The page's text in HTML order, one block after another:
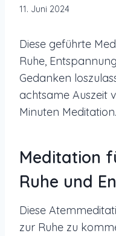
11. Juni 2024
Diese geführte
Ruhe,
Gedanken
achtsame Auszeit
Minuten Meditation.
Meditation
Ruhe und
Diese
zur Ruhe zu